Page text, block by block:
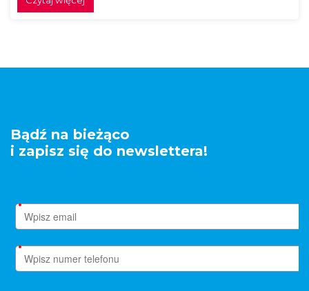
Bądź na bieżąco
i zapisz się do newslettera!